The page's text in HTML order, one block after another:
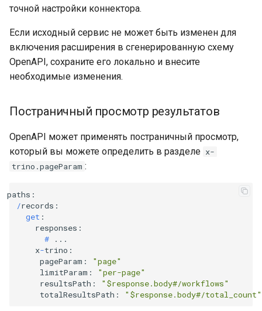
точной настройки коннектора.
Если исходный сервис не может быть изменен для
включения расширения в сгенерированную схему
OpenAPI, сохраните его локально и внесите
необходимые изменения.
Постраничный просмотр результатов
OpenAPI может применять постраничный просмотр,
который вы можете определить в разделе x-
trino.pageParam :
paths :
/records :
get :
responses :
#
...
x-trino :
pageParam :
"page"
limitParam :
"per-page"
resultsPath :
"$response.body#/workflows"
totalResultsPath : "$response.body#/total_count"